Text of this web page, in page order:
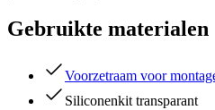
Gebruikte materialen
Voorzetraam voor
Siliconenkit transparant